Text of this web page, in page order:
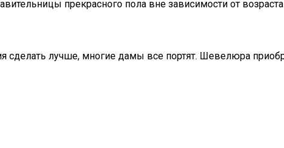
прекрасного пола вне зависимости от
сделать лучше, многие дамы все портят. Шевелюра